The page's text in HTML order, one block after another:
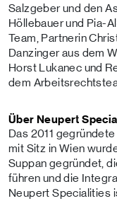
Salzgeber und den
Höllebauer und Pia-
Team, Partnerin
Danzinger aus dem
Horst Lukanec und
dem
Über Neupert
Das 2011
mit Sitz in Wien
Suppan gegründet,
führen und die
Neupert Specialities